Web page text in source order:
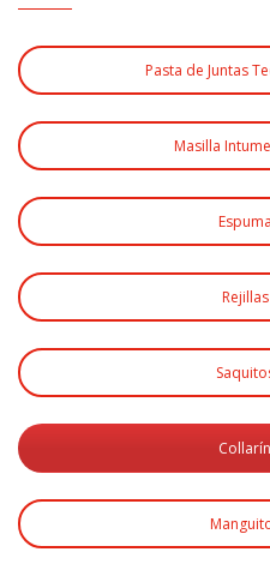
Pasta de Juntas
Masilla